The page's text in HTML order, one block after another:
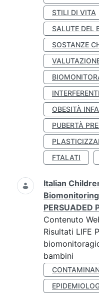
STILI DI VITA
SALUTE DEL
SOSTANZE
OBESITÀ
PUBERTÀ
FTALATI
Italian
PERSUADED
Contenuto
Risultati LIFE
bambini